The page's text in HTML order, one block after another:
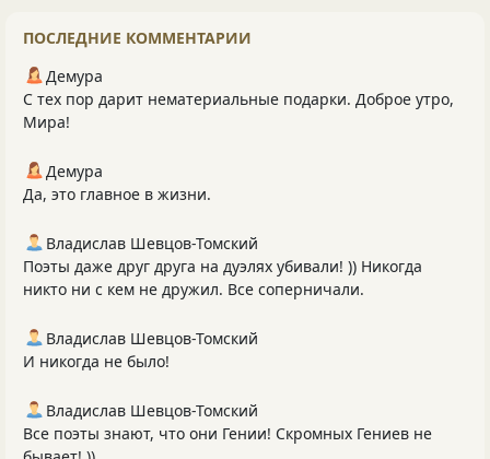
ПОСЛЕДНИЕ КОММЕНТАРИИ
Демура
С тех пор дарит нематериальные подарки. Доброе утро,
Мира!
Демура
Да, это главное в жизни.
Владислав Шевцов-Томский
Поэты даже друг друга на дуэлях убивали! )) Никогда
никто ни с кем не дружил. Все соперничали.
Владислав Шевцов-Томский
И никогда не было!
Владислав Шевцов-Томский
Все поэты знают, что они Гении! Скромных Гениев не